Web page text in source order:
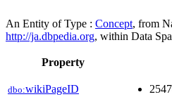
An Entity of Type : Concept, from
http://ja.dbpedia.org, within Data
Property
dbo:wikiPageID